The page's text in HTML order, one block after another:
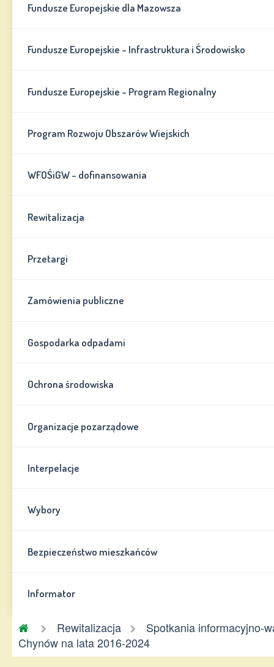
Fundusze Europejskie dla Mazowsza
Fundusze Europejskie - Infrastruktura i Środowisko
Fundusze Europejskie - Program Regionalny
Program Rozwoju Obszarów Wiejskich
WFOŚiGW - dofinansowania
Rewitalizacja
Przetargi
Zamówienia publiczne
Gospodarka odpadami
Ochrona środowiska
Organizacje pozarządowe
Interpelacje
Wybory
Bezpieczeństwo mieszkańców
Informator
Gmina
Chynów
Rewitalizacja
Spotkania informacyjno-
Chynów na lata 2016-2024